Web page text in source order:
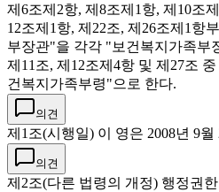
제6조제2항, 제8조제1항, 제10조
12조제1항, 제22조, 제26조제1항
부장관"을 각각 "보건복지가족부
제11조, 제12조제4항 및 제27조
건복지가족부령"으로 한다.
의견
제1조(시행일) 이 영은 2008년 9
의견
제2조(다른 법령의 개정) 행정권